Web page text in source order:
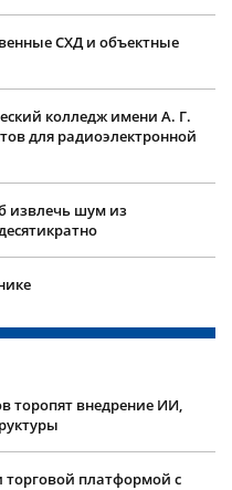
СХД и объектные
колледж имени А. Г.
для радиоэлектронной
извлечь шум из
торопят внедрение ИИ,
платформой с